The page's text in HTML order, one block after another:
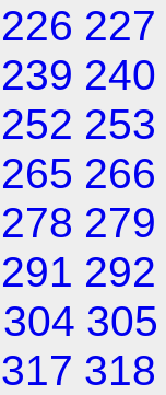
226 227
239 240
252 253
265 266
278 279
291 292
304 305
317 318